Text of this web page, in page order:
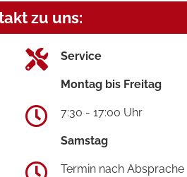
zu uns:
Service
Montag bis Freitag
7:30 - 17:00 Uhr
Samstag
Termin nach Absprache